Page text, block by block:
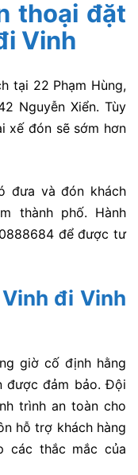
thoại đặt
Vinh
tại 22 Phạm Hùng,
Nguyễn Xiển. Tùy
xế đón sẽ sớm hơn
đưa và đón khách
thành phố. Hành
để được tư
đi Vinh
giờ cố định hằng
được đảm bảo. Đội
trình an toàn cho
hỗ trợ khách hàng
các thắc mắc của